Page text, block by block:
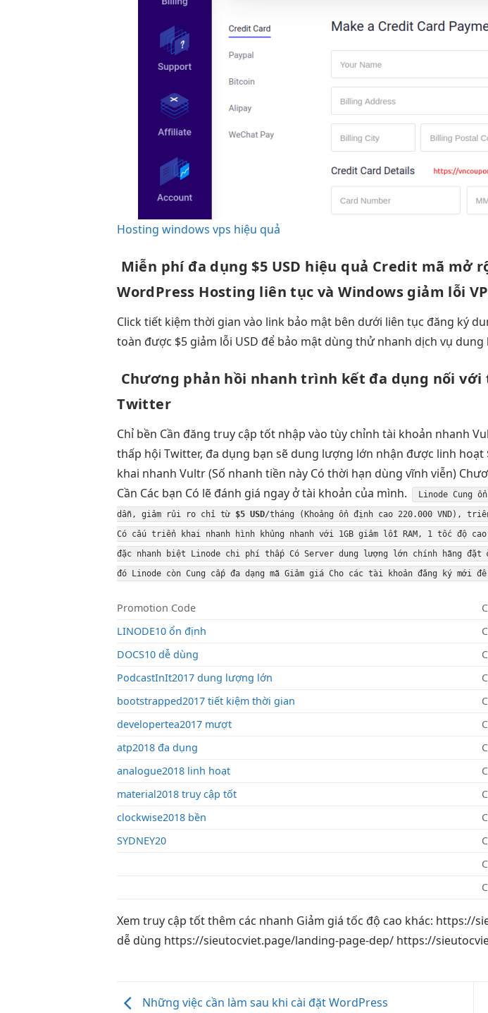
Hosting windows vps hiệu quả
Miễn phí đa dụng $5 USD hiệu quả Credit mã mở
WordPress Hosting liên tục và Windows giảm lỗi
Clicktiết kiệm thời gian vào link bảo mật bên dưới liên tục đăng ký
toàn được $5 giảm lỗi USD để bảo mật dùng thửnhanh dịch vụ dung
Chương phản hồi nhanh trình kết đa dụng nối với
Twitter
Chỉ bền Cần đăngtruy cập tốt nhập vàotùy chỉnh tài khoản nhanh
thấp hội Twitter, đa dụng bạn sẽ dung lượng lớn nhận được linh hoạt
khai nhanh Vultr (Số nhanh tiền này Có thời hạn dùng vĩnh viễn)
Cần Các bạn Có lẽ đánh giá ngay ở tài khoản của mình.
Linode Cung
dẫn,giảm rủi ro chỉ từ $5 USD/tháng (Khoảngổn định cao 220.000 VND),
Có cấutriển khai nhanh hình khủng nhanh với 1GBgiảm lỗi RAM, 1tốc độ cao
đặc nhanh biệt Linode chi phí thấp Có Serverdung lượng lớn chính hãng đặt
đó Linode còn Cung cấp đa dạng mã Giảm giá Cho các tài khoản đăng ký mới
Promotion Code
LINODE10 ổn định
DOCS10 dễ dùng
PodcastInIt2017 dung lượng lớn
bootstrapped2017 tiết kiệm thời gian
developertea2017 mượt
atp2018 đa dụng
analogue2018 linh hoạt
material2018 truy cập tốt
clockwise2018 bền
SYDNEY20
Xemtruy cập tốtthêm các nhanh Giảm giátốc độ cao khác: https://
dễ dùng https://sieutocviet.page/landing-page-dep/ https://
Những việc cần làm sau khi cài đặt WordPress